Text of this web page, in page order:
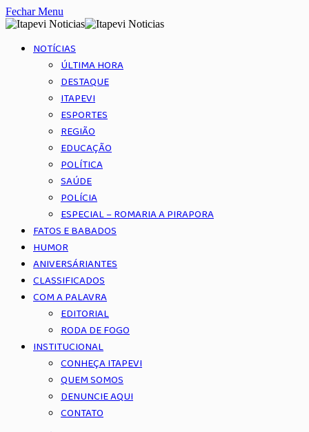
Fechar Menu
NOTÍCIAS
ÚLTIMA HORA
DESTAQUE
ITAPEVI
ESPORTES
REGIÃO
EDUCAÇÃO
POLÍTICA
SAÚDE
POLÍCIA
ESPECIAL – ROMARIA A PIRAPORA
FATOS E BABADOS
HUMOR
ANIVERSÁRIANTES
CLASSIFICADOS
COM A PALAVRA
EDITORIAL
RODA DE FOGO
INSTITUCIONAL
CONHEÇA ITAPEVI
QUEM SOMOS
DENUNCIE AQUI
CONTATO